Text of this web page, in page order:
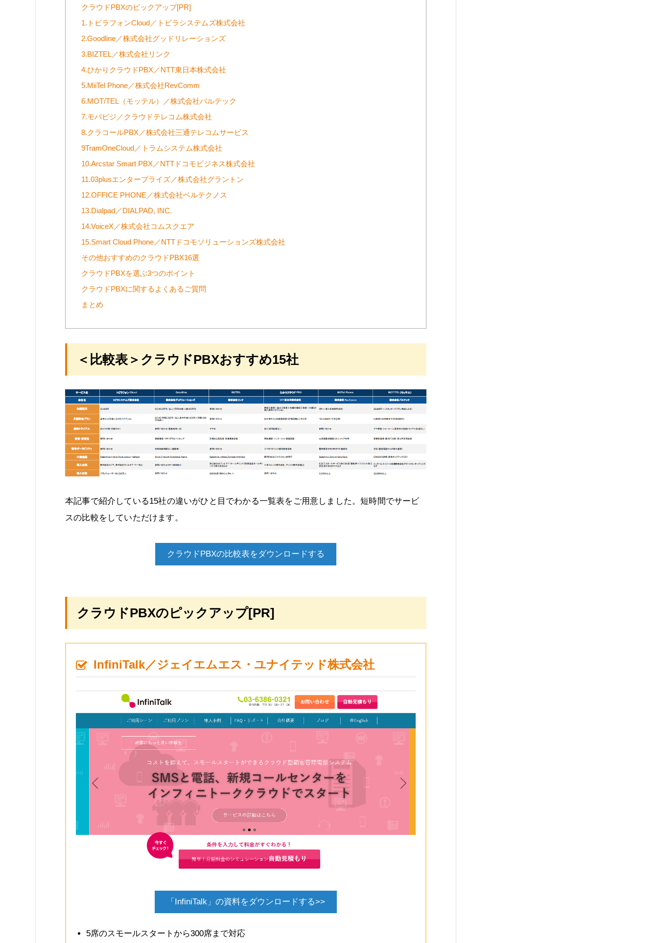
クラウドPBXのピックアップ[PR]
1.トビラフォンCloud／トビラシステムズ株式会社
2.Goodline／株式会社グッドリレーションズ
3.BIZTEL／株式会社リンク
4.ひかりクラウドPBX／NTT東日本株式会社
5.MiiTel Phone／株式会社RevComm
6.MOT/TEL（モッテル）／株式会社バルテック
7.モバビジ／クラウドテレコム株式会社
8.クラコールPBX／株式会社三通テレコムサービス
9TramOneCloud／トラムシステム株式会社
10.Arcstar Smart PBX／NTTドコモビジネス株式会社
11.03plusエンタープライズ／株式会社グラントン
12.OFFICE PHONE／株式会社ベルテクノス
13.Dialpad／DIALPAD, INC.
14.VoiceX／株式会社コムスクエア
15.Smart Cloud Phone／NTTドコモソリューションズ株式会社
その他おすすめのクラウドPBX16選
クラウドPBXを選ぶ3つのポイント
クラウドPBXに関するよくあるご質問
まとめ
＜比較表＞クラウドPBXおすすめ15社
本記事で紹介している15社の違いがひと目でわかる一覧表をご用意しました。短時間でサービ
スの比較をしていただけます。
クラウドPBXの比較表をダウンロードする
クラウドPBXのピックアップ[PR]
InfiniTalk／ジェイエムエス・ユナイテッド株式会社
「InfiniTalk」の資料をダウンロードする>>
5席のスモールスタートから300席まで対応